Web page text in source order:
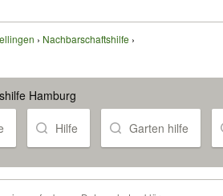
Nachbarschaftshilfe
Hamburg
Hilfe Garten hilfe